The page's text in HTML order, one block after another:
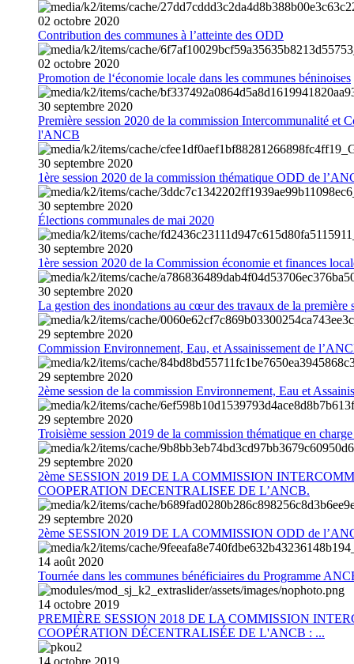
02 octobre 2020
Contribution des communes à l’atteinte des ODD
02 octobre 2020
Promotion de l‘économie locale dans les communes béninoises
30 septembre 2020
Première session 2020 de la commission Intercommunalité et
l'ANCB
30 septembre 2020
1ère session 2020 de la commission thématique ODD de
30 septembre 2020
Élections communales de mai 2020
30 septembre 2020
1ère session 2020 de la Commission économie et finances
30 septembre 2020
La gestion des inondations au cœur des travaux de la première
29 septembre 2020
Commission Environnement, Eau, et Assainissement de
29 septembre 2020
2ème session de la commission Environnement, Eau et
29 septembre 2020
Troisième session 2019 de la commission thématique en
29 septembre 2020
2ème SESSION 2019 DE LA COMMISSION
COOPERATION DECENTRALISEE DE L’ANCB.
29 septembre 2020
2ème SESSION 2019 DE LA COMMISSION ODD de
14 août 2020
Tournée dans les communes bénéficiaires du Programme
14 octobre 2019
PREMIÈRE SESSION 2018 DE LA COMMISSION
COOPÉRATION DÉCENTRALISÉE DE L'ANCB : ...
14 octobre 2019